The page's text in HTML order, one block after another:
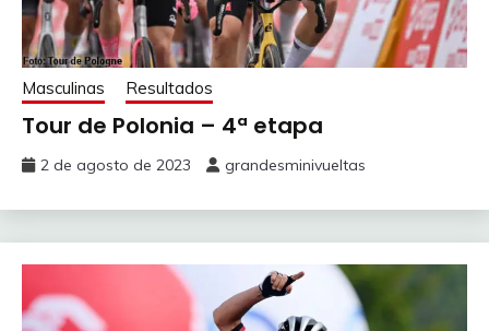
Masculinas Resultados
Tour de Polonia – 4ª etapa
2 de agosto de 2023 grandesminivueltas